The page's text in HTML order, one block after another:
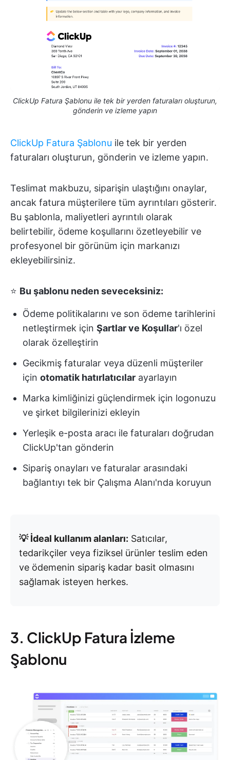
ClickUp Fatura Şablonu ile tek bir yerden faturaları oluşturun,
gönderin ve izleme yapın
ClickUp Fatura Şablonu ile tek bir yerden
faturaları oluşturun, gönderin ve izleme yapın.
Teslimat makbuzu, siparişin ulaştığını onaylar,
ancak fatura müşterilere tüm ayrıntıları gösterir.
Bu şablonla, maliyetleri ayrıntılı olarak
belirtebilir, ödeme koşullarını özetleyebilir ve
profesyonel bir görünüm için markanızı
ekleyebilirsiniz.
⭐ Bu şablonu neden seveceksiniz:
Ödeme politikalarını ve son ödeme tarihlerini
netleştirmek için Şartlar ve Koşullar'ı özel
olarak özelleştirin
Gecikmiş faturalar veya düzenli müşteriler
için otomatik hatırlatıcılar ayarlayın
Marka kimliğinizi güçlendirmek için logonuzu
ve şirket bilgilerinizi ekleyin
Yerleşik e-posta aracı ile faturaları doğrudan
ClickUp'tan gönderin
Sipariş onayları ve faturalar arasındaki
bağlantıyı tek bir Çalışma Alanı'nda koruyun
💡 İdeal kullanım alanları: Satıcılar,
tedarikçiler veya fiziksel ürünler teslim eden
ve ödemenin sipariş kadar basit olmasını
sağlamak isteyen herkes.
3. ClickUp Fatura İzleme
Şablonu